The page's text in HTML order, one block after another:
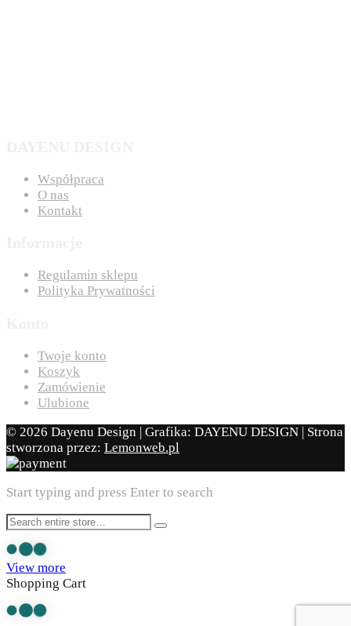
Współpraca
O nas
Kontakt
Regulamin sklepu
Polityka Prywatności
Twoje konto
Koszyk
Zamówienie
Ulubione
© 2026 Dayenu Design | Grafika: DAYENU DESIGN | Strona
stworzona przez: Lemonweb.pl
Start typing and press Enter to search
View more
Shopping Cart